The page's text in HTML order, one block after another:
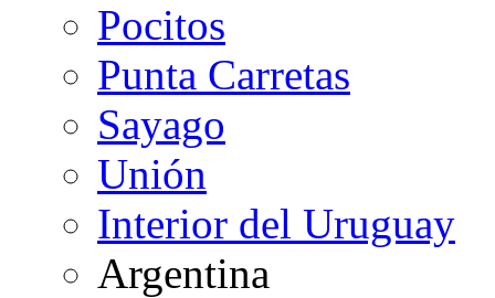
Pocitos
Punta Carretas
Sayago
Unión
Interior del Uruguay
Argentina